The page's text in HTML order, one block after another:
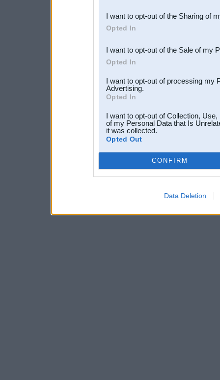
Downstream Participants
third parties.
I want to opt-out of the Sharing of
Opted In
I want to opt-out of the Sale of my
Opted In
I want to opt-out of processing my
Advertising.
Opted In
I want to opt-out of Collection,
of my Personal Data that Is
it was collected.
Opted Out
CONFIRM
Data Deletion